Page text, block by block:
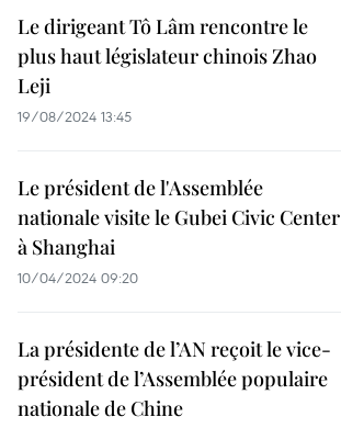
Le dirigeant Tô Lâm rencontre le
plus haut législateur chinois Zhao
Leji
19/08/2024 13:45
Le président de l'Assemblée
nationale visite le Gubei Civic Center
à Shanghai
10/04/2024 09:20
La présidente de l’AN reçoit le vice-
président de l’Assemblée populaire
nationale de Chine